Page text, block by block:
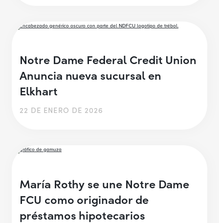
Notre Dame Federal Credit Union
Anuncia nueva sucursal en
Elkhart
22 DE ENERO DE 2026
María Rothy se une Notre Dame
FCU como originador de
préstamos hipotecarios